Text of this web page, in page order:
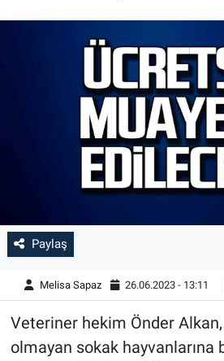
Paylaş
Melisa Sapaz 26.06.2023 - 13:11
Veteriner hekim Önder
olmayan sokak hayvanlarına